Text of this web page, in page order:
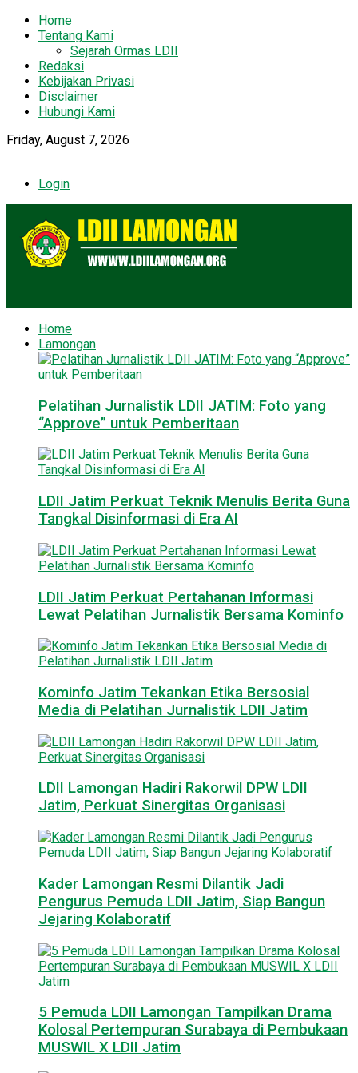
Home
Tentang Kami
Sejarah Ormas LDII
Redaksi
Kebijakan Privasi
Disclaimer
Hubungi Kami
Friday, August 7, 2026
Login
Home
Lamongan
Pelatihan Jurnalistik LDII JATIM: Foto yang
“Approve” untuk Pemberitaan
LDII Jatim Perkuat Teknik Menulis Berita Guna
Tangkal Disinformasi di Era AI
LDII Jatim Perkuat Pertahanan Informasi
Lewat Pelatihan Jurnalistik Bersama Kominfo
Kominfo Jatim Tekankan Etika Bersosial
Media di Pelatihan Jurnalistik LDII Jatim
LDII Lamongan Hadiri Rakorwil DPW LDII
Jatim, Perkuat Sinergitas Organisasi
Kader Lamongan Resmi Dilantik Jadi
Pengurus Pemuda LDII Jatim, Siap Bangun
Jejaring Kolaboratif
5 Pemuda LDII Lamongan Tampilkan Drama
Kolosal Pertempuran Surabaya di Pembukaan
MUSWIL X LDII Jatim